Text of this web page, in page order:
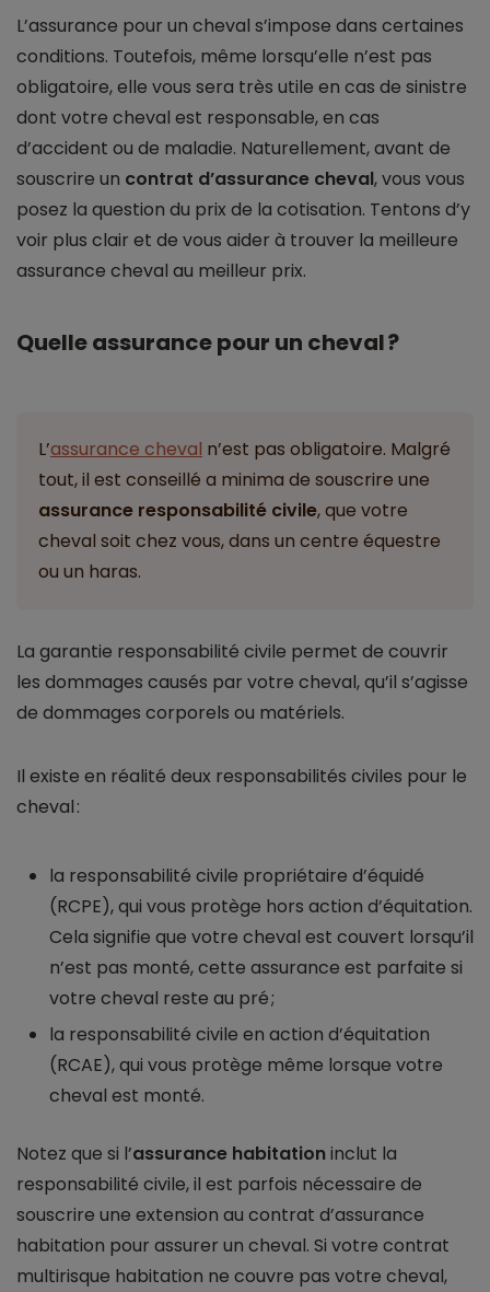
L’assurance pour un cheval s’impose dans certaines
conditions. Toutefois, même lorsqu’elle n’est pas
obligatoire, elle vous sera très utile en cas de sinistre
dont votre cheval est responsable, en cas
d’accident ou de maladie. Naturellement, avant de
souscrire un contrat d’assurance cheval, vous vous
posez la question du prix de la cotisation. Tentons d’y
voir plus clair et de vous aider à trouver la meilleure
assurance cheval au meilleur prix.
Quelle assurance pour un cheval ?
L’assurance cheval n’est pas obligatoire. Malgré
tout, il est conseillé a minima de souscrire une
assurance responsabilité civile, que votre
cheval soit chez vous, dans un centre équestre
ou un haras.
La garantie responsabilité civile permet de couvrir
les dommages causés par votre cheval, qu’il s’agisse
de dommages corporels ou matériels.
Il existe en réalité deux responsabilités civiles pour le
cheval :
la responsabilité civile propriétaire d’équidé
(RCPE), qui vous protège hors action d’équitation.
Cela signifie que votre cheval est couvert lorsqu’il
n’est pas monté, cette assurance est parfaite si
votre cheval reste au pré ;
la responsabilité civile en action d’équitation
(RCAE), qui vous protège même lorsque votre
cheval est monté.
Notez que si l’assurance habitationinclut la
responsabilité civile, il est parfois nécessaire de
souscrire une extension au contrat d’assurance
habitation pour assurer un cheval. Si votre contrat
multirisque habitation ne couvre pas votre cheval,